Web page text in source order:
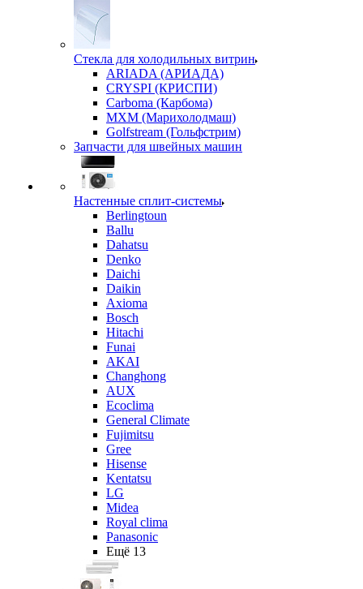
Стекла для холодильных витрин
ARIADA (АРИАДА)
CRYSPI (КРИСПИ)
Carboma (Карбома)
MXM (Марихолодмаш)
Golfstream (Гольфстрим)
Запчасти для швейных машин
Настенные сплит-системы
Berlingtoun
Ballu
Dahatsu
Denko
Daichi
Daikin
Axioma
Bosch
Hitachi
Funai
AKAI
Changhong
AUX
Ecoclima
General Climate
Fujimitsu
Gree
Hisense
Kentatsu
LG
Midea
Royal clima
Panasonic
Ещё 13